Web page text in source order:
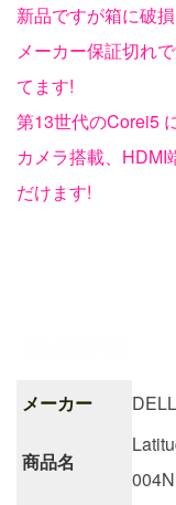
新品ですが箱に破
メーカー保証切れ
てます!
第13世代のCorei5
カメラ搭載、HDMI
だけます!
メーカー DELL
商品名